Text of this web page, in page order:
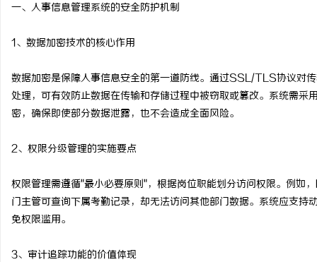
一、人事信息管理系统的安全防护机制
1、数据加密技术的核心作用
数据加密是保障人事信息安全的第一道防线。通过SSL/TLS协议对
处理，可有效防止数据在传输和存储过程中被窃取或篡改。系统需
密，确保即使部分数据泄露，也不会造成全面风险。
2、权限分级管理的实施要点
权限管理需遵循"最小必要原则"，根据岗位职能划分访问权限。例如
门主管可查询下属考勤记录，却无法访问其他部门数据。系统应支
免权限滥用。
3、审计追踪功能的价值体现